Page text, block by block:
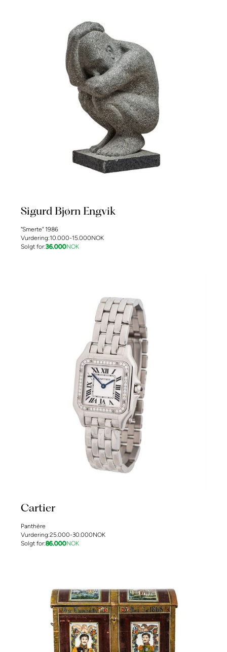
Sigurd Bjørn Engvik
"Smerte" 1986
Vurdering:10.000-15.000NOK
Solgt for:36.000NOK
Cartier
Panthère
Vurdering:25.000-30.000NOK
Solgt for:86.000NOK